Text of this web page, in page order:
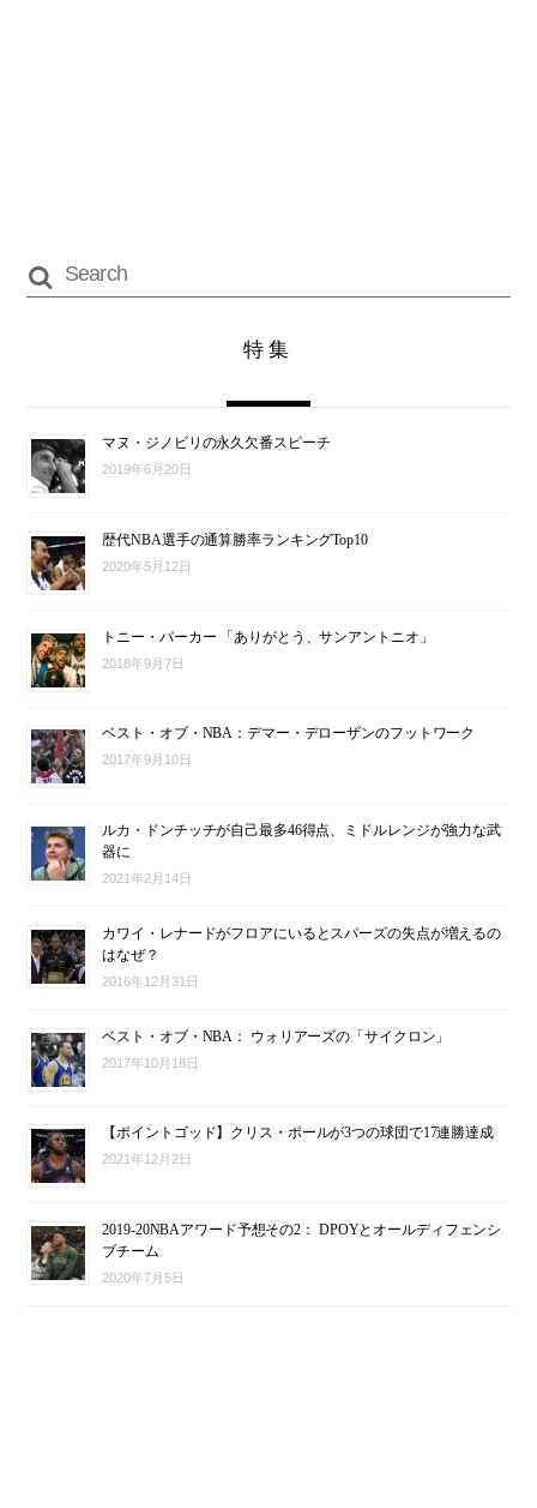
特集
マヌ・ジノビリの永久欠番スピーチ
2019年6月20日
歴代NBA選手の通算勝率ランキングTop10
2020年5月12日
トニー・パーカー 「ありがとう、サンアントニオ」
2018年9月7日
ベスト・オブ・NBA：デマー・デローザンのフットワーク
2017年9月10日
ルカ・ドンチッチが自己最多46得点、ミドルレンジが強力な武
器に
2021年2月14日
カワイ・レナードがフロアにいるとスパーズの失点が増えるの
はなぜ？
2016年12月31日
ベスト・オブ・NBA： ウォリアーズの「サイクロン」
2017年10月18日
【ポイントゴッド】クリス・ポールが3つの球団で17連勝達成
2021年12月2日
2019-20NBAアワード予想その2： DPOYとオールディフェンシ
ブチーム
2020年7月5日